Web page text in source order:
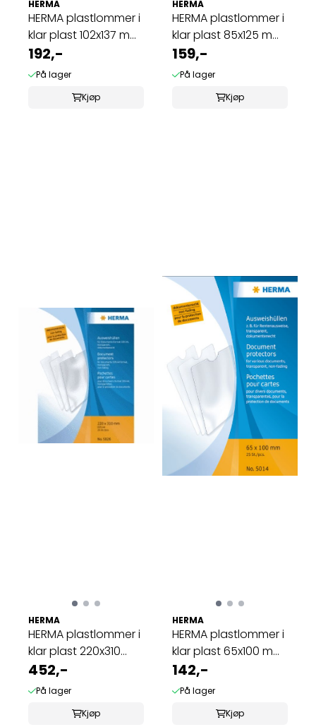
HERMA
HERMA plastlommer i
klar plast 102x137 mm,
...
192,-
På lager
Kjøp
HERMA
HERMA plastlommer i
klar plast 85x125 mm
(25 stk)
159,-
På lager
Kjøp
HERMA
HERMA plastlommer i
klar plast 220x310
mm, A4 (25 ...
452,-
På lager
Kjøp
HERMA
HERMA plastlommer i
klar plast 65x100 mm
(25 stk)
142,-
På lager
Kjøp